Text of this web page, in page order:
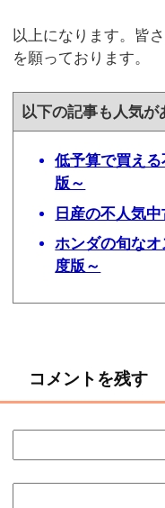
以上になります。皆
を願っております。
以下の記事も人気が
低予算で買え
版～
日産の不人気
ホンダの旬な
度版～
コメントを残す